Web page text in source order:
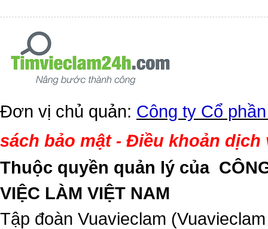
Đơn vị chủ quản: Công ty Cổ
sách bảo mật- Điều khoản dịch
Thuộc quyền quản lý của
VIỆC LÀM VIỆT NAM
Tập đoàn Vuavieclam